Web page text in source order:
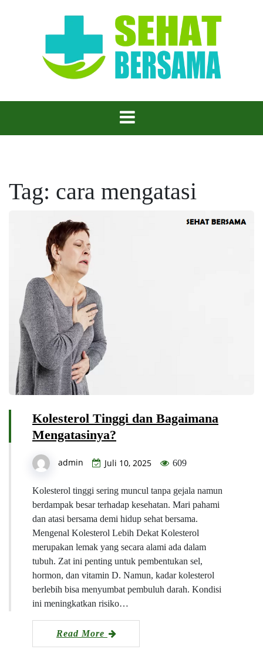
Sehat Bersama
Mudah!
Tag: cara mengatasi
Kolesterol Tinggi dan Bagaimana
Mengatasinya?
admin Juli 10, 2025 609
Kolesterol tinggi sering muncul tanpa gejala namun
berdampak besar terhadap kesehatan. Mari pahami
dan atasi bersama demi hidup sehat bersama.
Mengenal Kolesterol Lebih Dekat Kolesterol
merupakan lemak yang secara alami ada dalam
tubuh. Zat ini penting untuk pembentukan sel,
hormon, dan vitamin D. Namun, kadar kolesterol
berlebih bisa menyumbat pembuluh darah. Kondisi
ini meningkatkan risiko…
Read More